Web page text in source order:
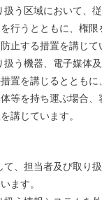
う区域において、
行うとともに、権限
止する措置を講じて
う機器、電子媒体
置を講じるとともに
等を持ち運ぶ場合、
講じています。
、担当者及び取り
ます。